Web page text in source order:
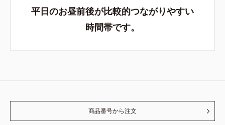
平日のお昼前後が比較的つながりやすい
時間帯です。
商品番号から注文